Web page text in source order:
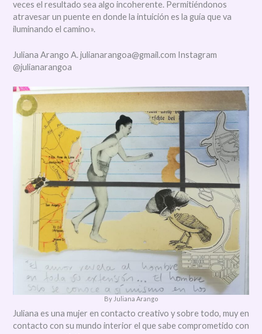
veces el resultado sea algo incoherente. Permitiéndonos
atravesar un puente en donde la intuición es la guía que va
iluminando el camino».
Juliana Arango A. julianarangoa@gmail.com Instagram
@julianarangoa
By Juliana Arango
Juliana es una mujer en contacto creativo y sobre todo, muy en
contacto con su mundo interior el que sabe comprometido con